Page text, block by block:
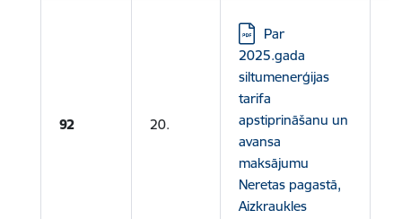
92 20.
Lejupielādēt:
Par
2025.gada
siltumenerģijas
tarifa
apstiprināšanu un
avansa
maksājumu
Neretas pagastā,
Aizkraukles